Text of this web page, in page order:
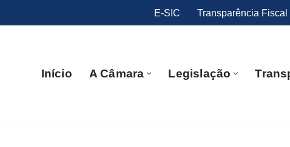
E-SIC Transparência Fiscal
Início A Câmara Legislação